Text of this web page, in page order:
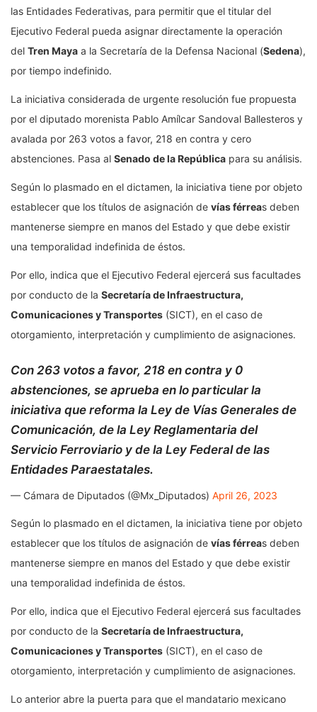
las Entidades Federativas, para permitir que el titular del
Ejecutivo Federal pueda asignar directamente la operación
del Tren Maya a la Secretaría de la Defensa Nacional (Sedena),
por tiempo indefinido.
La iniciativa considerada de urgente resolución fue propuesta
por el diputado morenista Pablo Amílcar Sandoval Ballesteros y
avalada por 263 votos a favor, 218 en contra y cero
abstenciones. Pasa al Senado de la República para su análisis.
Según lo plasmado en el dictamen, la iniciativa tiene por objeto
establecer que los títulos de asignación de vías férreas deben
mantenerse siempre en manos del Estado y que debe existir
una temporalidad indefinida de éstos.
Por ello, indica que el Ejecutivo Federal ejercerá sus facultades
por conducto de la Secretaría de Infraestructura,
Comunicaciones y Transportes (SICT), en el caso de
otorgamiento, interpretación y cumplimiento de asignaciones.
Con 263 votos a favor, 218 en contra y 0
abstenciones, se aprueba en lo particular la
iniciativa que reforma la Ley de Vías Generales de
Comunicación, de la Ley Reglamentaria del
Servicio Ferroviario y de la Ley Federal de las
Entidades Paraestatales.
— Cámara de Diputados (@Mx_Diputados) April 26, 2023
Según lo plasmado en el dictamen, la iniciativa tiene por objeto
establecer que los títulos de asignación de vías férreas deben
mantenerse siempre en manos del Estado y que debe existir
una temporalidad indefinida de éstos.
Por ello, indica que el Ejecutivo Federal ejercerá sus facultades
por conducto de la Secretaría de Infraestructura,
Comunicaciones y Transportes (SICT), en el caso de
otorgamiento, interpretación y cumplimiento de asignaciones.
Lo anterior abre la puerta para que el mandatario mexicano